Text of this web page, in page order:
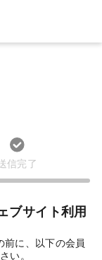
信完了
ブサイト利用
前に、以下の会員
い。